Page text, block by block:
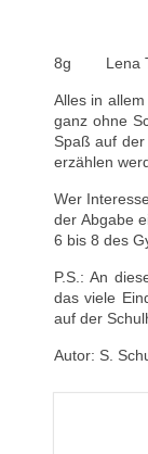
Sie
8g Lena
Alles in
ganz ohne
Spaß auf
erzählen
Wer
der Abgabe
6 bis 8 des
P.S.: An
das viele
auf der
Autor: S.